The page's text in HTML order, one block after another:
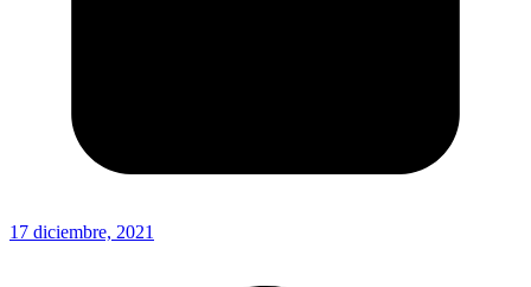
17 diciembre, 2021